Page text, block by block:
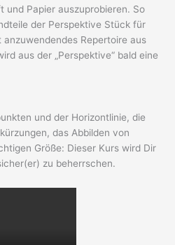
und Papier auszuprobieren. So
der Perspektive Stück für
Repertoire aus
aus der „Perspektive“ bald eine
und der Horizontlinie, die
das Abbilden von
Größe: Dieser Kurs wird Dir
zu beherrschen.